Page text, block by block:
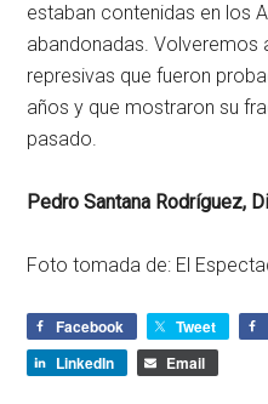
estaban contenidas en los
abandonadas. Volveremos
represivas que fueron
años y que mostraron su
pasado.
Pedro Santana Rodríguez,
Foto tomada de: El
Facebook Tweet
LinkedIn
Email